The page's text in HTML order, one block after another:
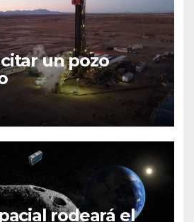
un pozo
rodeará el